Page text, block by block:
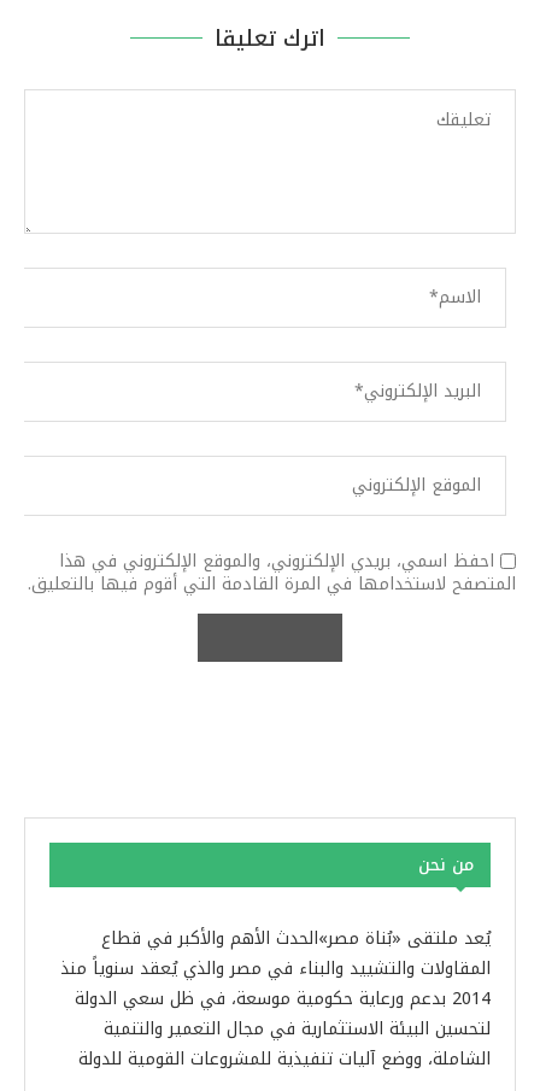
اترك تعليقا
احفظ اسمي، بريدي الإلكتروني، والموقع الإلكتروني في هذا
المتصفح لاستخدامها في المرة القادمة التي أقوم فيها بالتعليق.
من نحن
يُعد ملتقى «بُناة مصر»الحدث الأهم والأكبر في قطاع
المقاولات والتشييد والبناء في مصر والذي يُعقد سنوياً منذ
2014 بدعم ورعاية حكومية موسعة، في ظل سعي الدولة
لتحسين البيئة الاستثمارية في مجال التعمير والتنمية
الشاملة، ووضع آليات تنفيذية للمشروعات القومية للدولة